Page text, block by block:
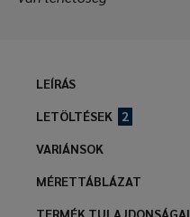
LEÍRÁS
LETÖLTÉSEK
2
VARIÁNSOK
MÉRETTÁBLÁZAT
TERMÉK TULAJDONSÁGAI